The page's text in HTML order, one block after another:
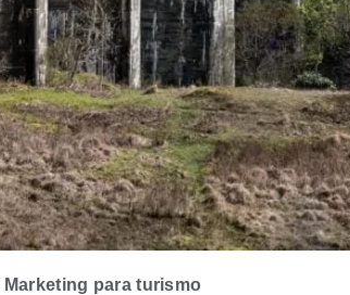
Marketing para turismo